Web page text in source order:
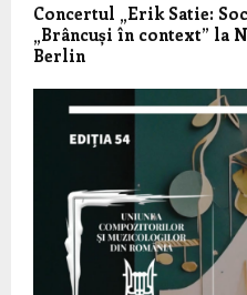
Concertul „Erik Satie:
„Brâncuși în context” la
Berlin